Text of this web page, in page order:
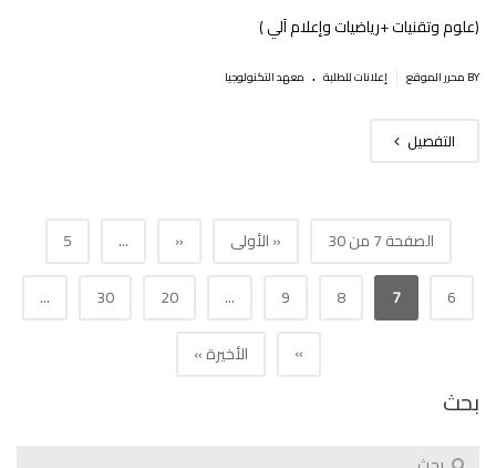
(علوم وتقنيات +رياضيات وإعلام آلي )
BY محرر الموقع إعلانات للطلبة . معهد التكنولوجيا
التفصيل
الصفحة 7 من 30 « الأولى «
...
5
6
7
8
9
...
20
30
...
»
الأخيرة »
بحث